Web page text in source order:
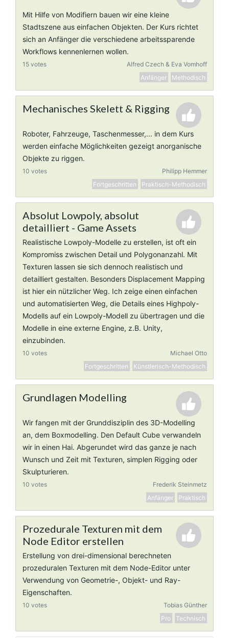
Mit Hilfe von Modifiern bauen wir eine kleine
Stadtszene aus einfachen Objekten. Der Kurs richtet
sich an Anfänger die verschiedene arbeitssparende
Workflows kennenlernen wollen.
15 votes
Alfred Czech & Eva Vomhoff
Anfänger
Methodisch
Mechanisches Skelett & Rigging
Roboter, Fahrzeuge, Taschenmesser,... in dem Kurs
werden einfache Möglichkeiten gezeigt anorganische
Objekte zu riggen.
10 votes
Philipp Hemmer
Fortgeschritten
Praktisch-Methodisch
Absolut Lowpoly, absolut
detailliert - Game Assets
Realistische Lowpoly-Modelle zu erstellen, ist oft ein
Kompromiss zwischen Detail und Polygonanzahl. Mit
Texturen lassen sie sich dennoch realistisch und
detailliert gestalten. Besonders Displacement Mapping
ist hier ein nützlicher Weg. Ich zeige einen einfachen
und automatisierten Weg, die Details eines Highpoly-
Modells auf ein Lowpoly-Modell zu übertragen und die
Modelle in eine externe Engine, z.B. Unity,
einzubinden.
10 votes
Michael Otto
Fortgeschritten
Künstlerisch-Methodisch
Grundlagen Modelling
Wir fangen mit der Grunddisziplin des 3D-Modelling
an, dem Boxmodelling. Den Default Cube verwandeln
wir in einen Hai. Abgerundet wird das ganze je nach
Wunsch und Zeit mit Texturen, simplen Rigging oder
Skulpturieren.
10 votes
Frederik Steinmetz
Anfänger
Praktisch
Prozedurale Texturen mit dem
Node Editor erstellen
Erstellung von drei-dimensional berechneten
prozeduralen Texturen mit dem Node-Editor unter
Verwendung von Geometrie-, Objekt- und Ray-
Eigenschaften.
10 votes
Tobias Günther
Pro
Technisch